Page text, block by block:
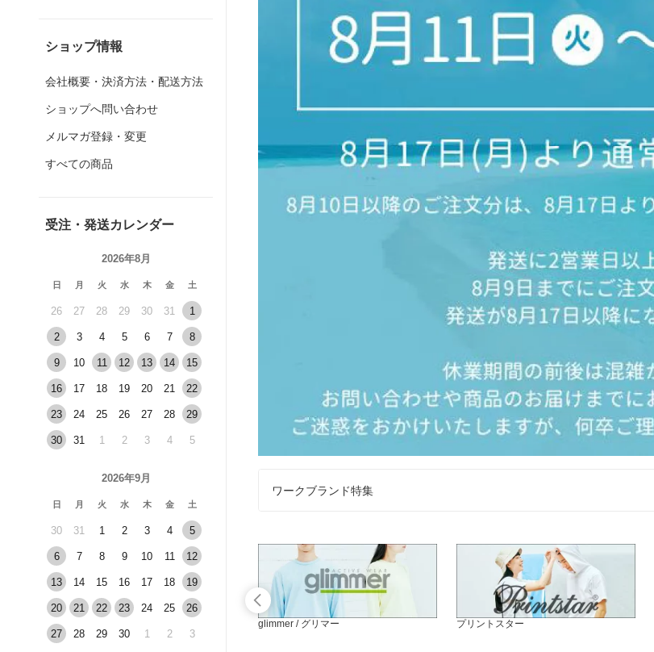
ショップ情報
会社概要・決済方法・配送方法
ショップへ問い合わせ
メルマガ登録・変更
すべての商品
受注・発送カレンダー
2026年8月
日 月 火 水 木 金 土
26 27 28 29 30 31 1
2 3 4 5 6 7 8
9 10 11 12 13 14 15
16 17 18 19 20 21 22
23 24 25 26 27 28 29
30 31 1 2 3 4 5
2026年9月
日 月 火 水 木 金 土
30 31 1 2 3 4 5
6 7 8 9 10 11 12
13 14 15 16 17 18 19
20 21 22 23 24 25 26
27 28 29 30 1 2 3
ワークブランド特集
ビーズビーム glimmer / グリマー プリントスター